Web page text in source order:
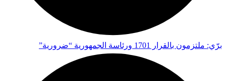
برّي: ملتزمون بالقرار 1701 ورئاسة الجمهورية “ضرورية”